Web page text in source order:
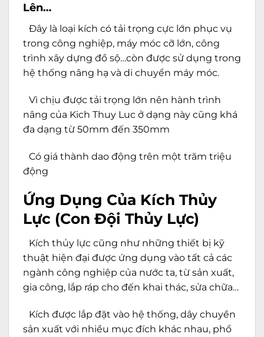
Lên…
Đây là loại kích có tải trọng cực lớn phục vụ
trong công nghiệp, máy móc cỡ lớn, công
trình xây dựng đồ sộ…còn được sử dụng trong
hệ thống nâng hạ và di chuyển máy móc.
Vì chịu được tải trọng lớn nên hành trình
nâng của Kich Thuy Luc ở dạng này cũng khá
đa dạng từ 50mm đến 350mm
Có giá thành dao động trên một trăm triệu
động
Ứng Dụng Của Kích Thủy
Lực (Con Đội Thủy Lực)
Kích thủy lực cũng như những thiết bị kỹ
thuật hiện đại được ứng dụng vào tất cả các
ngành công nghiệp của nước ta, từ sản xuất,
gia công, lắp ráp cho đến khai thác, sửa chữa…
Kích được lắp đặt vào hệ thống, dây chuyền
sản xuất với nhiều mục đích khác nhau, phổ